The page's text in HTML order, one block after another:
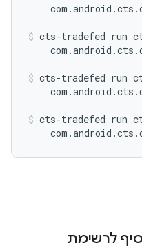
cts-tradefed run
cts-tradefed run
cts-tradefed run
לרשימת